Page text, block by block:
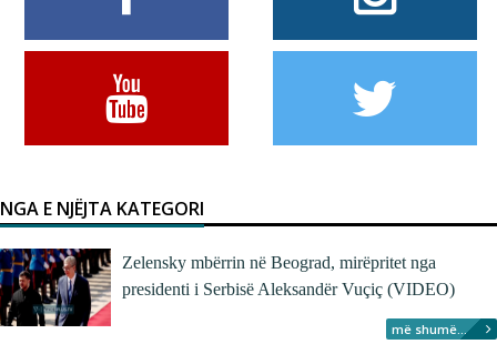
NGA E NJËJTA KATEGORI
Zelensky mbërrin në Beograd, mirëpritet nga
presidenti i Serbisë Aleksandër Vuçiç (VIDEO)
më shumë...